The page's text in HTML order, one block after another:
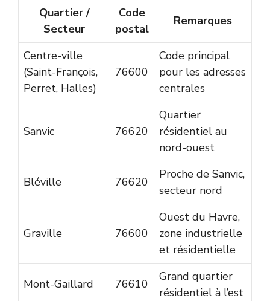
Quartier /
Secteur
Code
postal
Remarques
Centre-ville
(Saint-François,
Perret, Halles)
76600
Code principal
pour les adresses
centrales
Sanvic 76620
Quartier
résidentiel au
nord-ouest
Bléville 76620
Proche de Sanvic,
secteur nord
Graville 76600
Ouest du Havre,
zone industrielle
et résidentielle
Mont-Gaillard 76610
Grand quartier
résidentiel à l’est